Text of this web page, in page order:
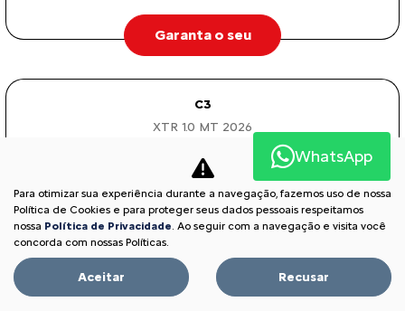
Garanta o seu
C3
XTR 1.0 MT 2026
WhatsApp
Para otimizar sua experiência durante a navegação, fazemos uso de nossa
Política de Cookies e para proteger seus dados pessoais respeitamos
nossa Política de Privacidade. Ao seguir com a navegação e visita você
concorda com nossas Políticas.
Aceitar Recusar